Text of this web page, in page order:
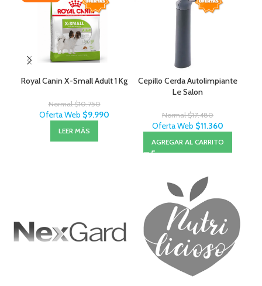
Royal Canin X-Small Adult 1 Kg
Normal$10.750
Oferta Web $9.990
LEER MÁS
Cepillo Cerda Autolimpiante
Le Salon
Normal$17.480
Oferta Web $11.360
AGREGAR AL CARRITO